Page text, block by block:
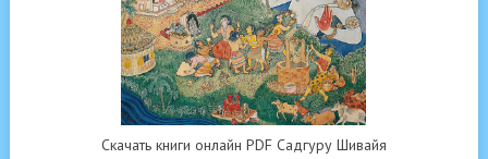
Скачать книги онлайн PDF Садгуру Шивайя